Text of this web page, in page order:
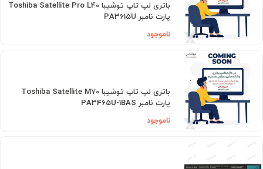
باتری لپ تاپ توشیبا Toshiba Satellite Pro L40
پارت نامبر PA3615U
ناموجود
باتری لپ تاپ توشیبا Toshiba Satellite M70
پارت نامبر PA3465U-1BAS
ناموجود